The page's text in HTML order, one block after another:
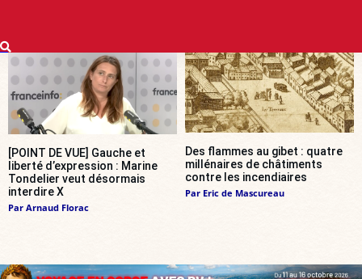
[POINT DE VUE] Gauche et
liberté d’expression : Marine
Tondelier veut désormais
interdire X
Par Arnaud Florac
Des flammes au gibet : quatre
millénaires de châtiments
contre les incendiaires
Par Eric de Mascureau